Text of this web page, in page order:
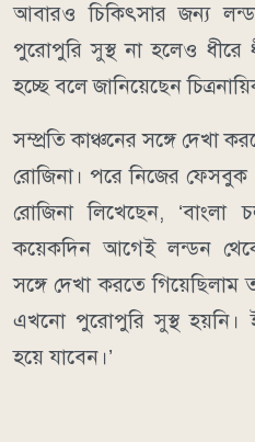
আবারও চিকিৎসার জন্য
পুরোপুরি সুস্থ না হলেও ধীরে
হচ্ছে বলে জানিয়েছেন
সম্প্রতি কাঞ্চনের সঙ্গে দেখা
রোজিনা। পরে নিজের ফেসবুক
রোজিনা লিখেছেন, ‘বাংলা
কয়েকদিন আগেই লন্ডন
সঙ্গে দেখা করতে গিয়েছিলাম
এখনো পুরোপুরি সুস্থ হয়নি।
হয়ে যাবেন।’